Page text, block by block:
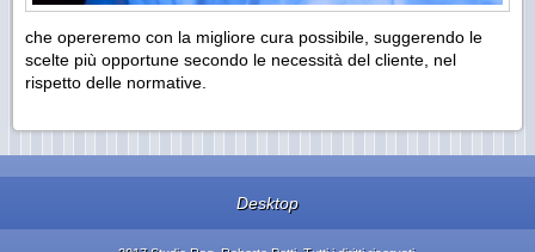
che opereremo con la migliore cura possibile, suggerendo le
scelte più opportune secondo le necessità del cliente, nel
rispetto delle normative.
Desktop